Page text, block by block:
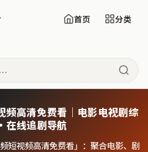
首页 分类
频高清免费看｜电影电视剧综
线追剧导航
短视频高清免费看」：聚合电影、剧